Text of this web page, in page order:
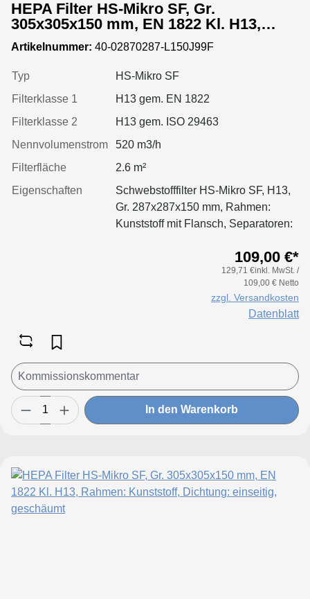
HEPA Filter HS-Mikro SF, Gr.
305x305x150 mm, EN 1822 Kl. H13,
Rahmen: Kunststoff (mit Flansch)
Artikelnummer: 40-02870287-L150J99F
Typ
HS-Mikro SF
Filterklasse 1
H13 gem. EN 1822
Filterklasse 2
H13 gem. ISO 29463
Nennvolumenstrom
520 m3/h
Filterfläche
2.6 m²
Eigenschaften
Schwebstofffilter HS-Mikro SF, H13,
Gr. 287x287x150 mm, Rahmen:
Kunststoff mit Flansch, Separatoren:
109,00 €*
129,71 €inkl. MwSt. /
109,00 € Netto
zzgl. Versandkosten
Datenblatt
In den Warenkorb